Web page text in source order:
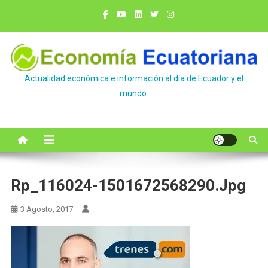
Actualidad económica e información al día de Ecuador y el
mundo.
Rp_116024-1501672568290.jpg
3 Agosto, 2017